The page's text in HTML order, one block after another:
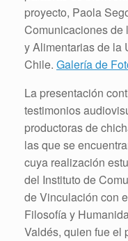
proyecto, Paola
Comunicaciones de
y Alimentarias de la
Chile. Galería de
La presentación
testimonios
productoras de
las que se
cuya realización
del Instituto de
de Vinculación con
Filosofía y
Valdés, quien fue el